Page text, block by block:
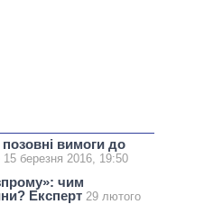
вимоги до
15 березня 2016, 19:50
чим
Експерт 29 лютого